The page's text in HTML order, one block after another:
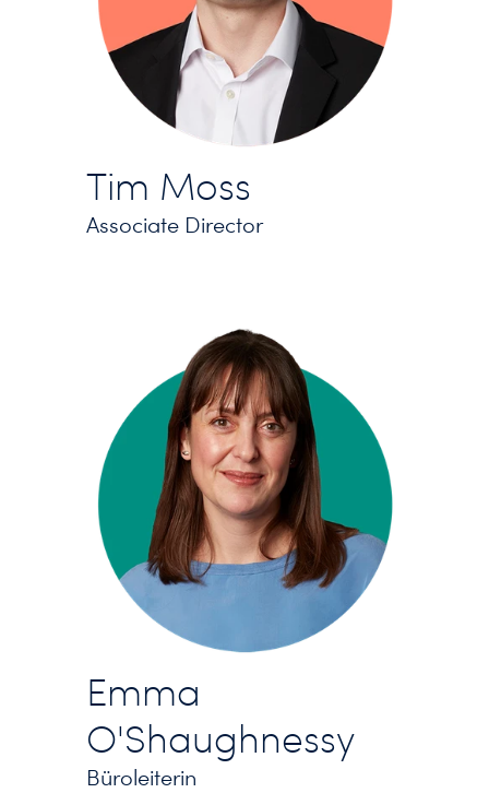
Tim Moss
Associate Director
Emma
O'Shaughnessy
Büroleiterin